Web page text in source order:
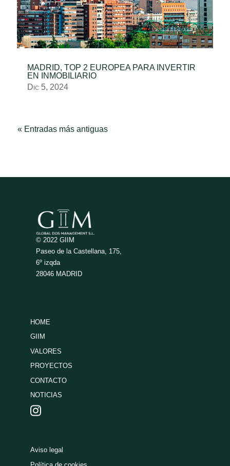
MADRID, TOP 2 EUROPEA PARA INVERTIR
EN INMOBILIARIO
Dic 5, 2024
« Entradas más antiguas
© 2022 GIIM
Paseo de la Castellana, 175,
6º izqda
28046 MADRID
HOME
GIIM
VALORES
PROYECTOS
CONTACTO
NOTICIAS
Aviso legal